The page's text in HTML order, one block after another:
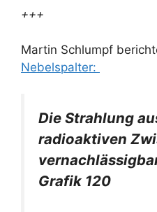
+++
Martin Schlumpf
Nebelspalter:
Die Strahlung
radioaktiven
Grafik 120